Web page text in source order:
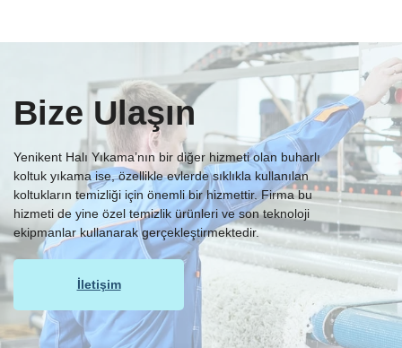
Bize Ulaşın
Yenikent Halı Yıkama’nın bir diğer hizmeti olan buharlı
koltuk yıkama ise, özellikle evlerde sıklıkla kullanılan
koltukların temizliği için önemli bir hizmettir. Firma bu
hizmeti de yine özel temizlik ürünleri ve son teknoloji
ekipmanlar kullanarak gerçekleştirmektedir.
İletişim